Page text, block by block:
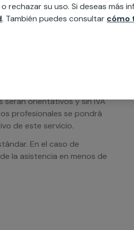
serán orientativos y sin IVA
profesionales se pondrá
de este servicio.
En el caso de
la asistencia en menos de
su uso. Si deseas más
. También puedes consultar cómo